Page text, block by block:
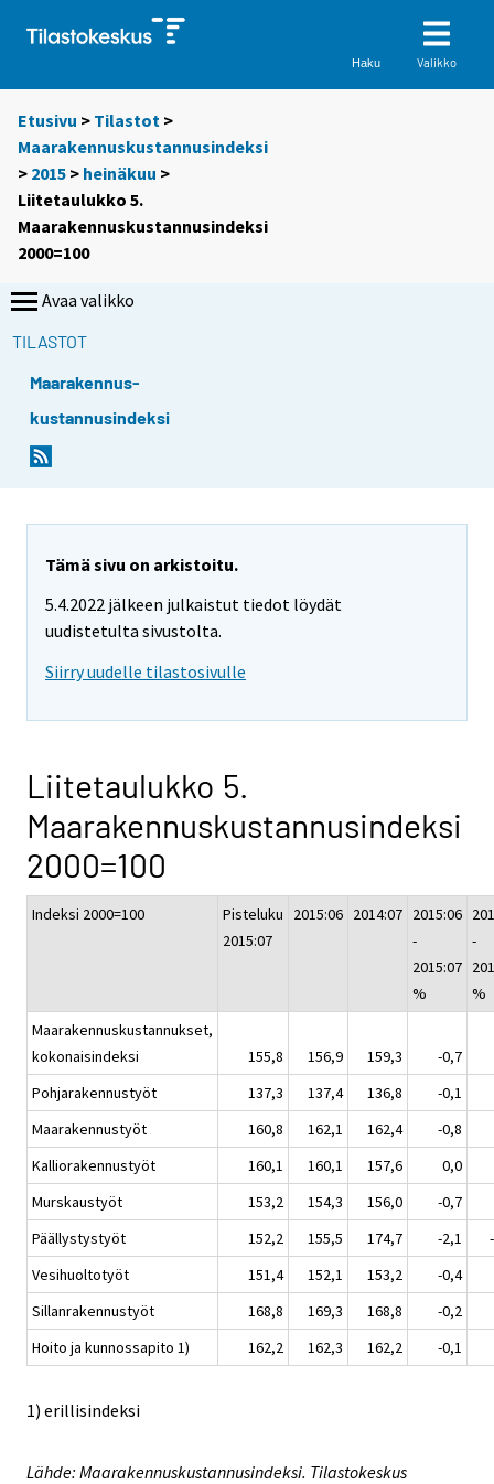
Haku Valikko
Etusivu > Tilastot >
Maarakennuskustannusindeksi
> 2015 > heinäkuu >
Liitetaulukko 5.
Maarakennuskustannusindeksi
2000=100
Avaa valikko
TILASTOT
Maarakennus-
kustannusindeksi
Tämä sivu on arkistoitu.
5.4.2022 jälkeen julkaistut tiedot löydät
uudistetulta sivustolta.
Siirry uudelle tilastosivulle
Liitetaulukko 5.
Maarakennuskustannusindeksi
2000=100
Indeksi 2000=100
Pisteluku
2015:07
2015:06 2014:07 2015:06
-
2015:07
%
-
%
Maarakennuskustannukset,
kokonaisindeksi
155,8 156,9 159,3
-0,7
Pohjarakennustyöt
137,3 137,4 136,8
-0,1
Maarakennustyöt
160,8 162,1 162,4
-0,8
Kalliorakennustyöt
160,1 160,1 157,6
0,0
Murskaustyöt
153,2 154,3 156,0
-0,7
Päällystystyöt
152,2 155,5 174,7 -2,1
Vesihuoltotyöt
151,4 152,1 153,2
-0,4
Sillanrakennustyöt
168,8 169,3 168,8
-0,2
Hoito ja kunnossapito 1)
162,2 162,3 162,2 -0,1
1) erillisindeksi
Lähde: Maarakennuskustannusindeksi. Tilastokeskus